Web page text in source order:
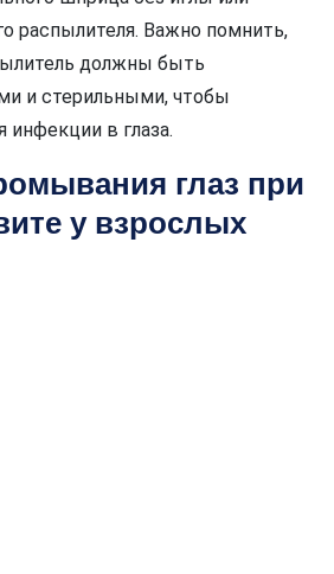
распылителя. Важно помнить,
должны быть
и стерильными, чтобы
инфекции в глаза.
глаз при
у взрослых